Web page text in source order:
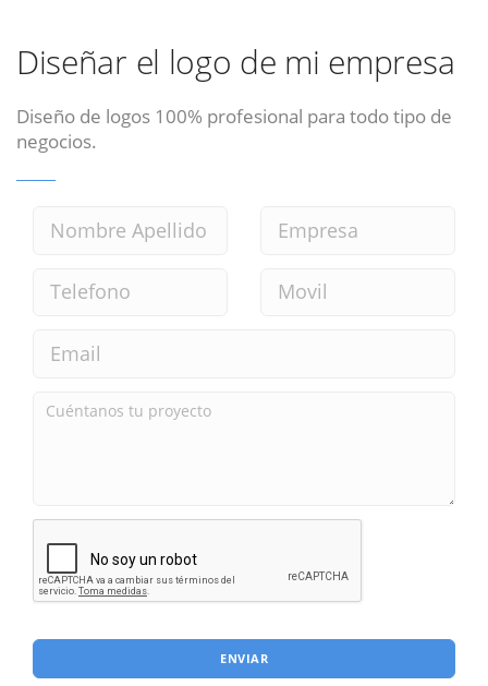
Diseñar el logo de mi empresa
Diseño de logos 100% profesional para todo tipo de
negocios.
ENVIAR